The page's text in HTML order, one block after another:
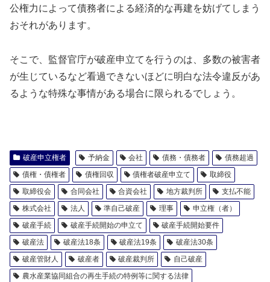
公権力によって債務者による経済的な再建を妨げてしまう
おそれがあります。
そこで、監督官庁が破産申立てを行うのは、多数の被害者
が生じているなど看過できないほどに明白な法令違反があ
るような特殊な事情がある場合に限られるでしょう。
破産申立権者 予納金 会社 債務・債務者
債務超過
債権・債権者
債権回収 債権者破産申立て
取締役
取締役会
合同会社 合資会社 地方裁判所
支払不能
株式会社
法人 準自己破産 理事
申立権（者）
破産手続
破産手続開始の申立て
破産手続開始要件
破産法
破産法18条 破産法19条
破産法30条
破産管財人
破産者 破産裁判所
自己破産
農水産業協同組合の再生手続の特例等に関する法律